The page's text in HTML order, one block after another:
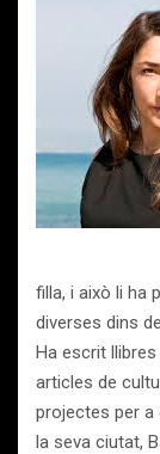
filla, i això li ha
diverses dins
Ha escrit
articles de
projectes per a
la seva ciutat,